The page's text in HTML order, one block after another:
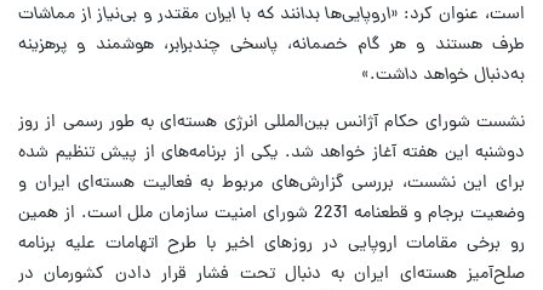
است، عنوان کرد: «اروپایی‌ها بدانند که با ایران مقتدر و بی‌نیاز از مماشات
طرف هستند و هر گام خصمانه، پاسخی چندبرابر، هوشمند و پرهزینه
به‌دنبال خواهد داشت.»
نشست شورای حکام آژانس بین‌المللی انرژی هسته‌ای به طور رسمی از روز
دوشنبه این هفته آغاز خواهد شد. یکی از برنامه‌های از پیش ‌تنظیم شده
برای این نشست، بررسی گزارش‌های مربوط به فعالیت هسته‌ای ایران و
وضعیت برجام و قطعنامه‌ 2231 شورای امنیت سازمان ملل است. از همین
رو برخی مقامات اروپایی در روزهای اخیر با طرح اتهامات علیه برنامه
صلح‌آمیز هسته‌ای ایران به دنبال تحت فشار قرار دادن کشورمان در